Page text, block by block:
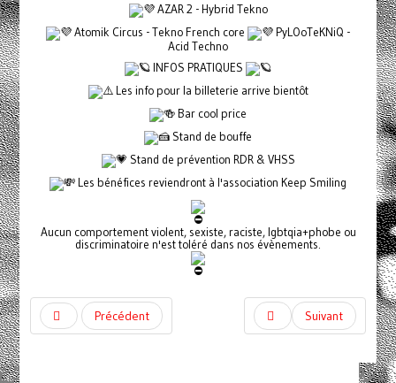
AZAR 2 - Hybrid Tekno
Atomik Circus - Tekno French core
PyLOoTeKNiQ -
Acid Techno
INFOS PRATIQUES
Les info pour la billeterie arrive bientôt
Bar cool price
Stand de bouffe
Stand de prévention RDR & VHSS
Les bénéfices reviendront à l'association Keep Smiling
Aucun comportement violent, sexiste, raciste, lgbtqia+phobe ou
discriminatoire n'est toléré dans nos évènements.
Précédent Suivant